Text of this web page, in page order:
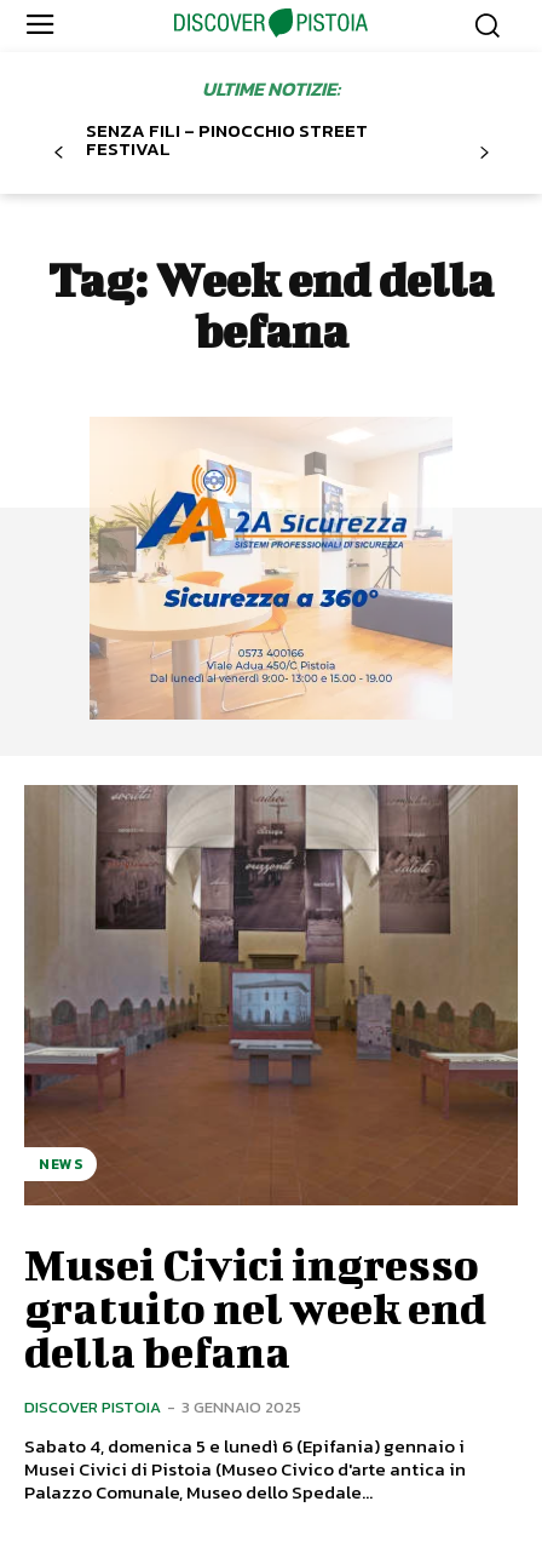
ULTIME NOTIZIE:
SENZA FILI – PINOCCHIO STREET
FESTIVAL
Tag:Week end della
befana
NEWS
Musei Civici ingresso
gratuito nel week end
della befana
DISCOVER PISTOIA - 3 GENNAIO 2025
Sabato 4, domenica 5 e lunedì 6 (Epifania) gennaio i
Musei Civici di Pistoia (Museo Civico d'arte antica in
Palazzo Comunale, Museo dello Spedale...